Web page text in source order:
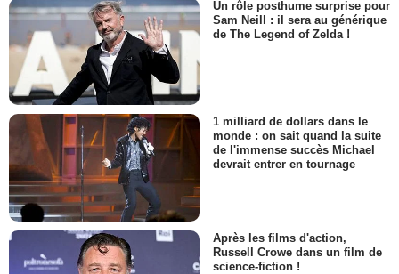
Un rôle posthume surprise pour
Sam Neill : il sera au générique
de The Legend of Zelda !
1 milliard de dollars dans le
monde : on sait quand la suite
de l'immense succès Michael
devrait entrer en tournage
Après les films d'action,
Russell Crowe dans un film de
science-fiction !